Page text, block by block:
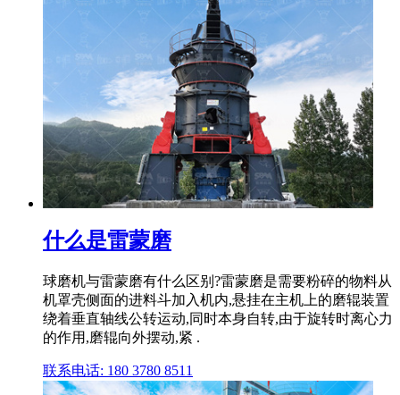
什么是雷蒙磨
球磨机与雷蒙磨有什么区别?雷蒙磨是需要粉碎的物料从
机罩壳侧面的进料斗加入机内,悬挂在主机上的磨辊装置
绕着垂直轴线公转运动,同时本身自转,由于旋转时离心力
的作用,磨辊向外摆动,紧 .
联系电话: 180 3780 8511